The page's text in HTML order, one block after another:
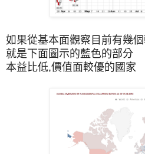
如果從基本面觀察目前有幾
就是下面圖示的藍色的部分
本益比低,價值面較優的國家